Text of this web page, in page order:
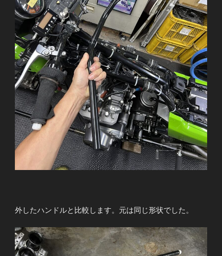
外したハンドルと比較します。元は同じ形状でした。